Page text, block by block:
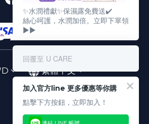
繁體中文
✨水潤禮獻✨保濕露免費送✔️
絲心呵護，水潤加倍。立即下單領
▶▶
回覆至 U CARE
加入官方line 更多優惠等你購
點擊下方按鈕，立即加入！